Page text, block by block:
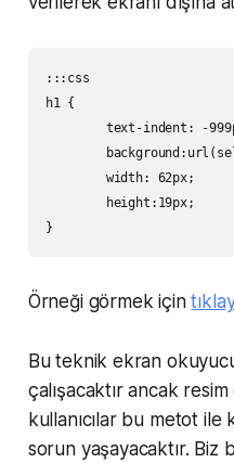
:::css
h1 {
Örneği görmek için
Bu teknik ekran
çalışacaktır ancak
kullanıcılar bu metot ile
sorun yaşayacaktır. Biz